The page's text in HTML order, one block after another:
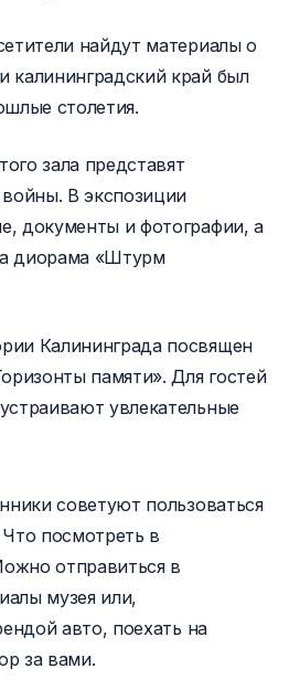
найдут материалы о
калининградский край был
столетия.
зала представят
войны. В экспозиции
документы и фотографии, а
диорама «Штурм
Калининграда посвящен
памяти». Для гостей
увлекательные
советуют пользоваться
посмотреть в
отправиться в
музея или,
авто, поехать на
за вами.